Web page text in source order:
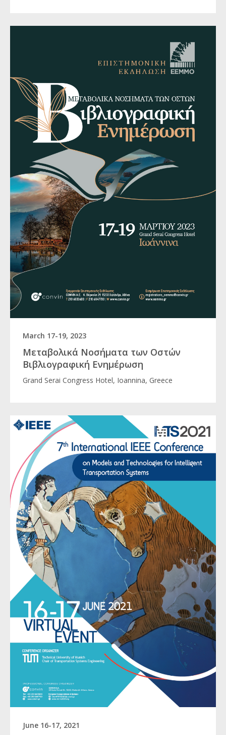
March 17-19, 2023
Μεταβολικά Νοσήματα των Οστών
Βιβλιογραφική Ενημέρωση
Grand Serai Congress Hotel, Ioannina, Greece
June 16-17, 2021